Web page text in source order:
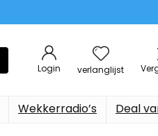
Login verlanglijst
Wekkerradio’s Deal